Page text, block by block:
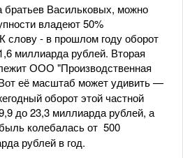
братьев Васильковых, можно
владеют 50%
слову - в прошлом году оборот
миллиарда рублей. Вторая
ООО "Производственная
её масштаб может удивить —
оборот этой частной
до 23,3 миллиарда рублей, а
колебалась от 500
рублей в год.